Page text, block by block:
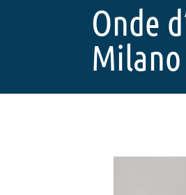
Onde
Milano